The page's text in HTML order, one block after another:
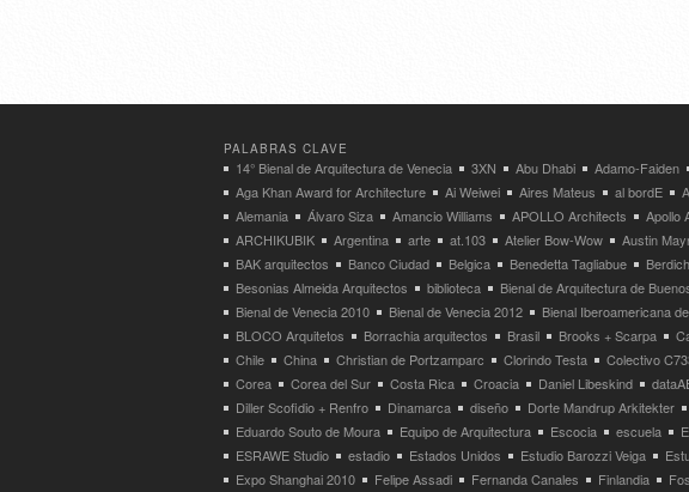
PALABRAS CLAVE
14° Bienal de Arquitectura de Venecia 3XN Abu Dhabi Adamo-Faiden
Aga Khan Award for Architecture
Ai Weiwei Aires Mateus al bordE
Alemania
Álvaro Siza Amancio Williams APOLLO Architects Apollo
ARCHIKUBIK
Argentina arte at.103 Atelier Bow-Wow Austin
BAK arquitectos
Banco Ciudad Belgica Benedetta Tagliabue
Besonias Almeida Arquitectos
biblioteca Bienal de Arquitectura de
Bienal de Venecia 2010
Bienal de Venecia 2012 Bienal Iberoamericana
BLOCO Arquitetos
Borrachia arquitectos Brasil Brooks + Scarpa
Chile
China Christian de Portzamparc Clorindo Testa Colectivo
Corea
Corea del Sur Costa Rica Croacia Daniel Libeskind
Diller Scofidio + Renfro
Dinamarca diseño Dorte Mandrup Arkitekter
Eduardo Souto de Moura
Equipo de Arquitectura Escocia escuela
ESRAWE Studio
estadio Estados Unidos Estudio Barozzi Veiga
Expo Shanghai 2010
Felipe Assadi Fernanda Canales Finlandia